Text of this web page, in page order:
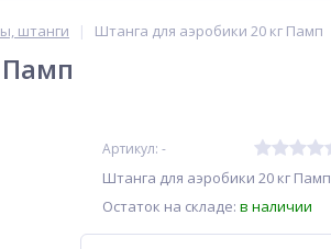
штанги Штанга для аэробики 20 кг Памп
Артикул: -
Штанга для аэробики 20 кг Памп
Остаток на складе: в наличии